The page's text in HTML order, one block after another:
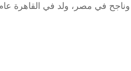
وناجح في مصر، ولد في القاهرة عام 1984 وتخرج